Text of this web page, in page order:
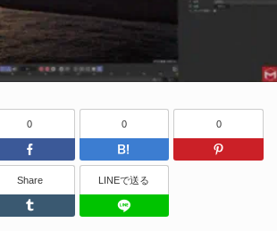
Twitter
0
Facebook
0
はてなブッ
0
Feedly
Share
Tumblr
LINEで送る